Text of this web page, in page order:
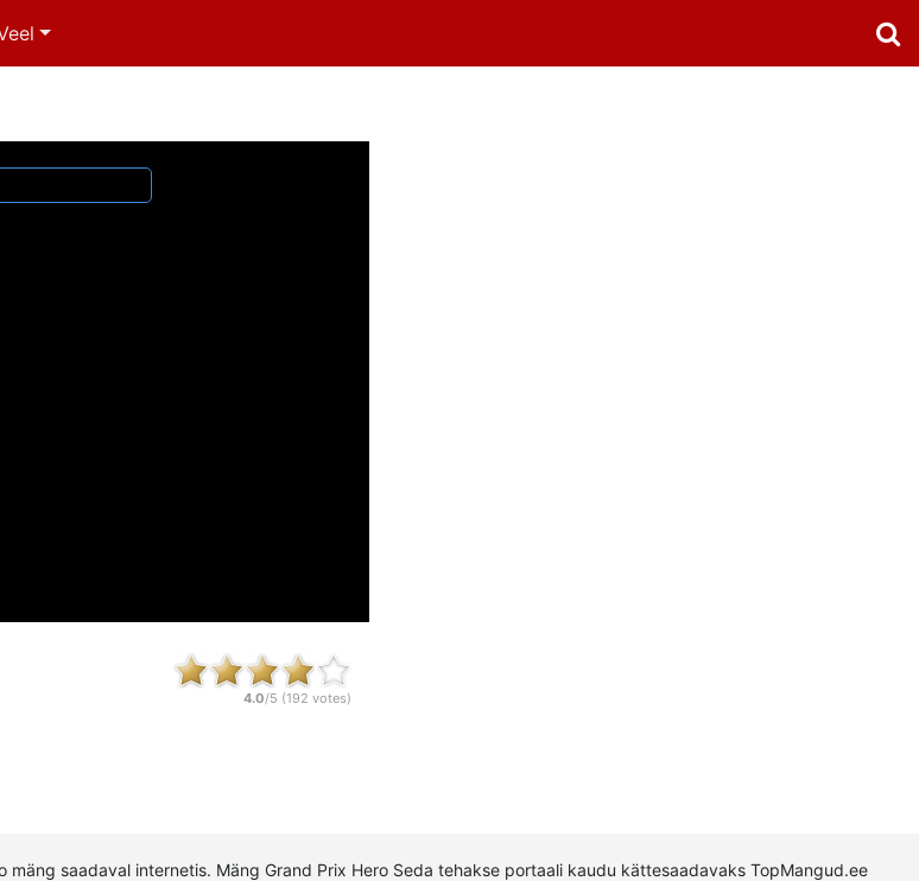
4.0/5 (192 votes)
saadaval internetis. Mäng Grand Prix Hero Seda tehakse portaali kaudu kättesaadavaks TopMangud.ee